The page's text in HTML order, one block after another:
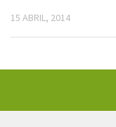
15 ABRIL, 2014